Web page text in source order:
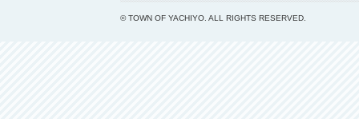
© TOWN OF YACHIYO. ALL RIGHTS RESERVED.